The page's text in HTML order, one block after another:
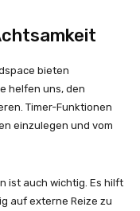
bieten
helfen uns, den
Timer-Funktionen
einzulegen und vom
ist auch wichtig. Es hilft
auf externe Reize zu